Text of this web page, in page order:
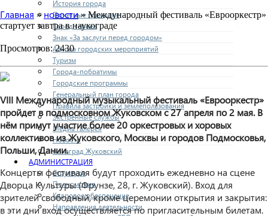
История города
Почетные граждане
Город героев
Знак «За заслуги перед городом»
Афиша городских мероприятий
Туризм
Города-побратимы
Городские программы
Генеральный план города
Правила застройки и землепользования
Экстренные службы
Медиа галерея
Новости
Авиаград Жуковский
АДМИНИСТРАЦИЯ
Структура
Полномочия
Кадровое обеспечение
Направления деятельности
Главная » новости» Международный фестиваль «Еврооркестр»
стартует завтра в наукограде
Просмотров: 2430
VIII Международный музыкальный фестиваль «Еврооркестр»
пройдет в подмосковном Жуковском с 27 апреля по 2 мая. В
нём примут участие более 20 оркестровых и хоровых
коллективов из Жуковского, Москвы и городов Подмосковья,
Польши, Дании.
Концерты фестиваля будут проходить ежедневно на сцене
Дворца Культуры (Фрунзе, 28, г. Жуковский). Вход для
зрителей свободный, кроме церемонии открытия и закрытия:
в эти дни вход осуществляется по пригласительным билетам.